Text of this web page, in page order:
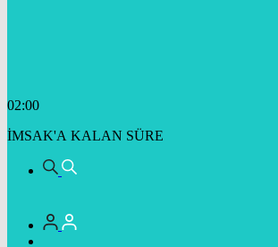
02:00
İMSAK'A KALAN SÜRE